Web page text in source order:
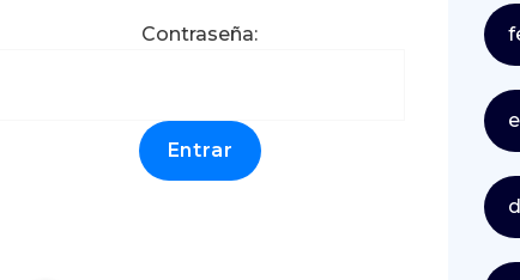
Contraseña:
CONSTANCIAS DE
LABORALES (FORMATO
DC-3), BRIGADAS DE